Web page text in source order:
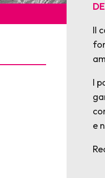
Il
I
e